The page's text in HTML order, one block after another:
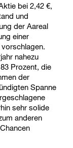
bei 2,42 €,
und
der Aareal
einer
nahezu
Prozent, die
der
Spanne
sehr solide
anderen